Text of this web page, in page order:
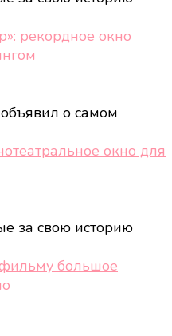
рекордное окно
о самом
окно для
за свою историю
большое